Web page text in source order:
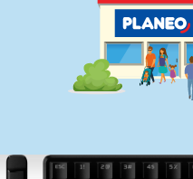
plné protisrážlivosti
si přesné ovládání